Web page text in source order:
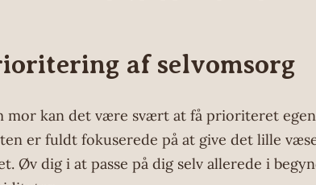
af selvomsorg
mor kan det være svært at få prioriteret
er fuldt fokuserede på at give det lille
Øv dig i at passe på dig selv allerede i